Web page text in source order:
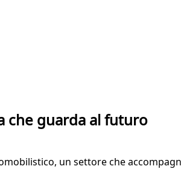
che guarda al futuro
un settore che